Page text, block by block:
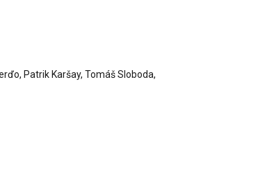
Patrik Karšay, Tomáš Sloboda,